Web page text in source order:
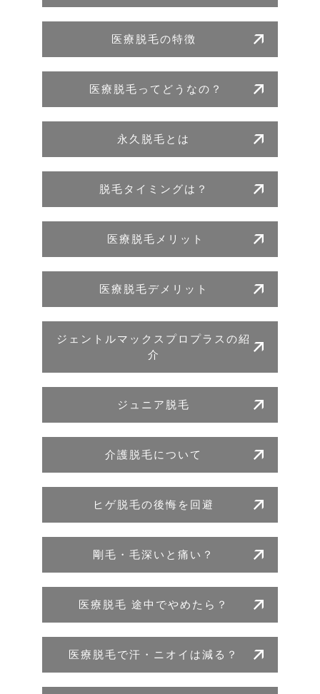
医療脱毛の特徴
医療脱毛ってどうなの？
永久脱毛とは
脱毛タイミングは？
医療脱毛メリット
医療脱毛デメリット
ジェントルマックスプロプラスの紹
介
ジュニア脱毛
介護脱毛について
ヒゲ脱毛の後悔を回避
剛毛・毛深いと痛い？
医療脱毛 途中でやめたら？
医療脱毛で汗・ニオイは減る？